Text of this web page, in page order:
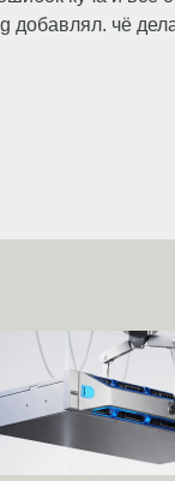
добавлял. чё